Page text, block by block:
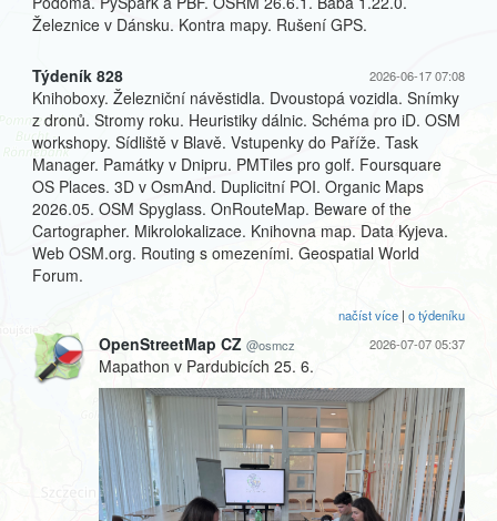
Železnice v Dánsku. Kontra mapy. Rušení GPS.
2026-06-17 07:08
Týdeník 828
Knihoboxy. Železniční návěstidla. Dvoustopá vozidla. Snímky
z dronů. Stromy roku. Heuristiky dálnic. Schéma pro iD. OSM
workshopy. Sídliště v Blavě. Vstupenky do Paříže. Task
Manager. Památky v Dnipru. PMTiles pro golf. Foursquare
OS Places. 3D v OsmAnd. Duplicitní POI. Organic Maps
2026.05. OSM Spyglass. OnRouteMap. Beware of the
Cartographer. Mikrolokalizace. Knihovna map. Data Kyjeva.
Web OSM.org. Routing s omezeními. Geospatial World
Forum.
načíst více | o týdeníku
2026-07-07 05:37
OpenStreetMap CZ @osmcz
Mapathon v Pardubicích 25. 6.